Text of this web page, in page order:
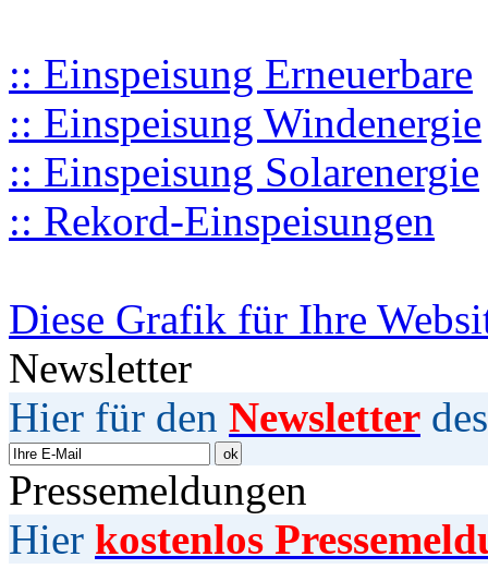
:: Einspeisung Erneuerbare
:: Einspeisung Windenergie
:: Einspeisung Solarenergie
:: Rekord-Einspeisungen
Diese Grafik für Ihre
Newsletter
Hier für den Newsletter
Pressemeldungen
Hier kostenlos